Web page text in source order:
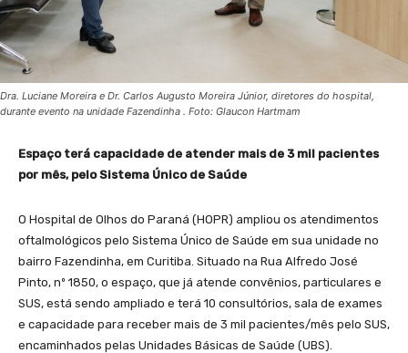
Dra. Luciane Moreira e Dr. Carlos Augusto Moreira Júnior, diretores do hospital,
durante evento na unidade Fazendinha . Foto: Glaucon Hartmam
Espaço terá capacidade de atender mais de 3 mil pacientes
por mês, pelo Sistema Único de Saúde
O Hospital de Olhos do Paraná (HOPR) ampliou os atendimentos
oftalmológicos pelo Sistema Único de Saúde em sua unidade no
bairro Fazendinha, em Curitiba. Situado na Rua Alfredo José
Pinto, nº 1850, o espaço, que já atende convênios, particulares e
SUS, está sendo ampliado e terá 10 consultórios, sala de exames
e capacidade para receber mais de 3 mil pacientes/mês pelo SUS,
encaminhados pelas Unidades Básicas de Saúde (UBS).